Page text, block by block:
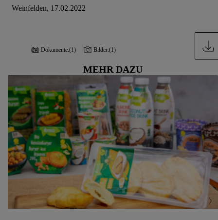
Weinfelden, 17.02.2022
Dokumente:(1) Bilder:(1)
MEHR DAZU